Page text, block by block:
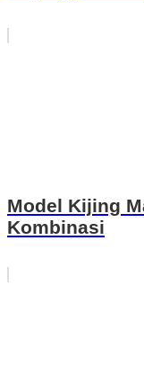
Model Kijing
Kombinasi